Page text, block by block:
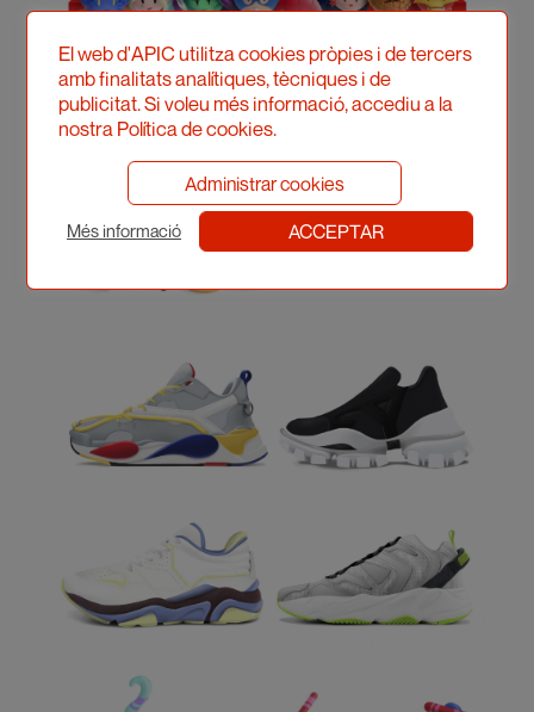
El web d'APIC utilitza cookies pròpies i de tercers
amb finalitats analítiques, tècniques i de
publicitat. Si voleu més informació, accediu a la
nostra Política de cookies.
Administrar cookies
Més informació ACCEPTAR